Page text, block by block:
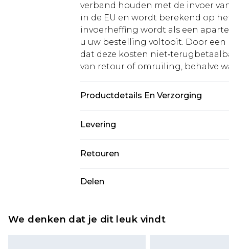
verband houden met de invoer
in de EU en wordt berekend op
invoerheffing wordt als een
u uw bestelling voltooit. Door
dat deze kosten
van retour of omruiling, behalve
Productdetails En Verzorging
Levering
Standaardlevering Nederland
Expressdienst Nederland
Retouren
wordt gebracht op uw
Delen
We denken dat je dit leuk vindt